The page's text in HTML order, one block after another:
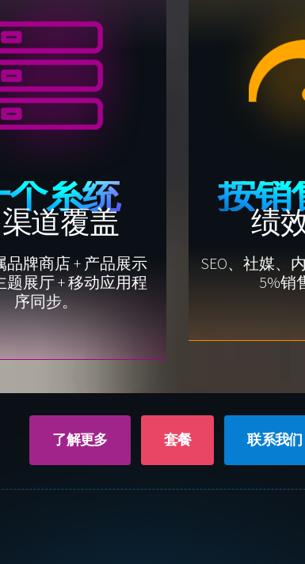
系统
道覆盖
品牌商店 + 产品展示
题展厅 + 移动应用程
序同步。
按销
绩
SEO、社媒、
5%销
了解更多 套餐 联系我们